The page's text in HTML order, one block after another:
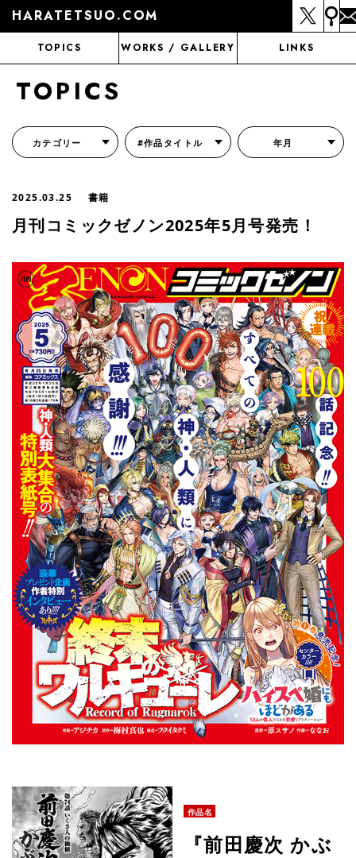
HARATETSUO.COM
TOPICS WORKS / GALLERY LINKS
TOPICS
カテゴリー #作品タイトル 年月
2025.03.25 書籍
月刊コミックゼノン2025年5月号発売！
作品名
『前田慶次 かぶ